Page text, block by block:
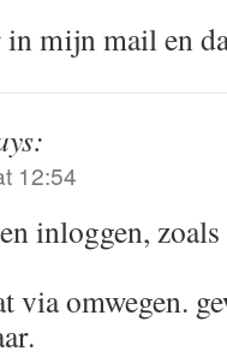
mijn mail en
12:54
inloggen, zoals
via omwegen.